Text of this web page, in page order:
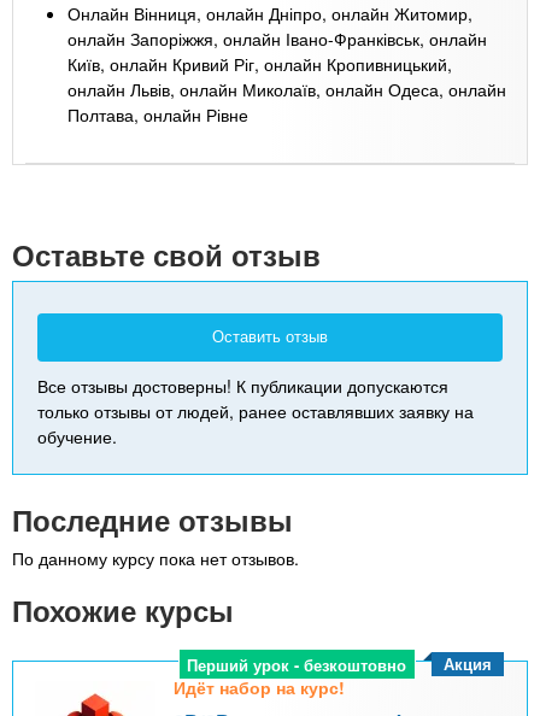
Онлайн Вінниця, онлайн Дніпро, онлайн Житомир,
онлайн Запоріжжя, онлайн Івано-Франківськ, онлайн
Київ, онлайн Кривий Ріг, онлайн Кропивницький,
онлайн Львів, онлайн Миколаїв, онлайн Одеса, онлайн
Полтава, онлайн Рівне
Оставьте свой отзыв
Оставить отзыв
Все отзывы достоверны! К публикации допускаются
только отзывы от людей, ранее оставлявших заявку на
обучение.
Последние отзывы
По данному курсу пока нет отзывов.
Похожие курсы
Перший урок - безкоштовно
Идёт набор на курс!
Акция